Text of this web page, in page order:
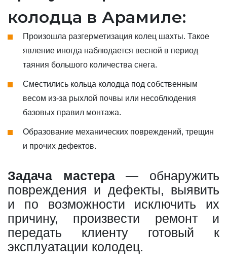
колодца в Арамиле:
Произошла разгерметизация колец шахты. Такое
явление иногда наблюдается весной в период
таяния большого количества снега.
Сместились кольца колодца под собственным
весом из-за рыхлой почвы или несоблюдения
базовых правил монтажа.
Образование механических повреждений, трещин
и прочих дефектов.
Задача мастера— обнаружить
повреждения и дефекты, выявить
и по возможности исключить их
причину, произвести ремонт и
передать клиенту готовый к
эксплуатации колодец.